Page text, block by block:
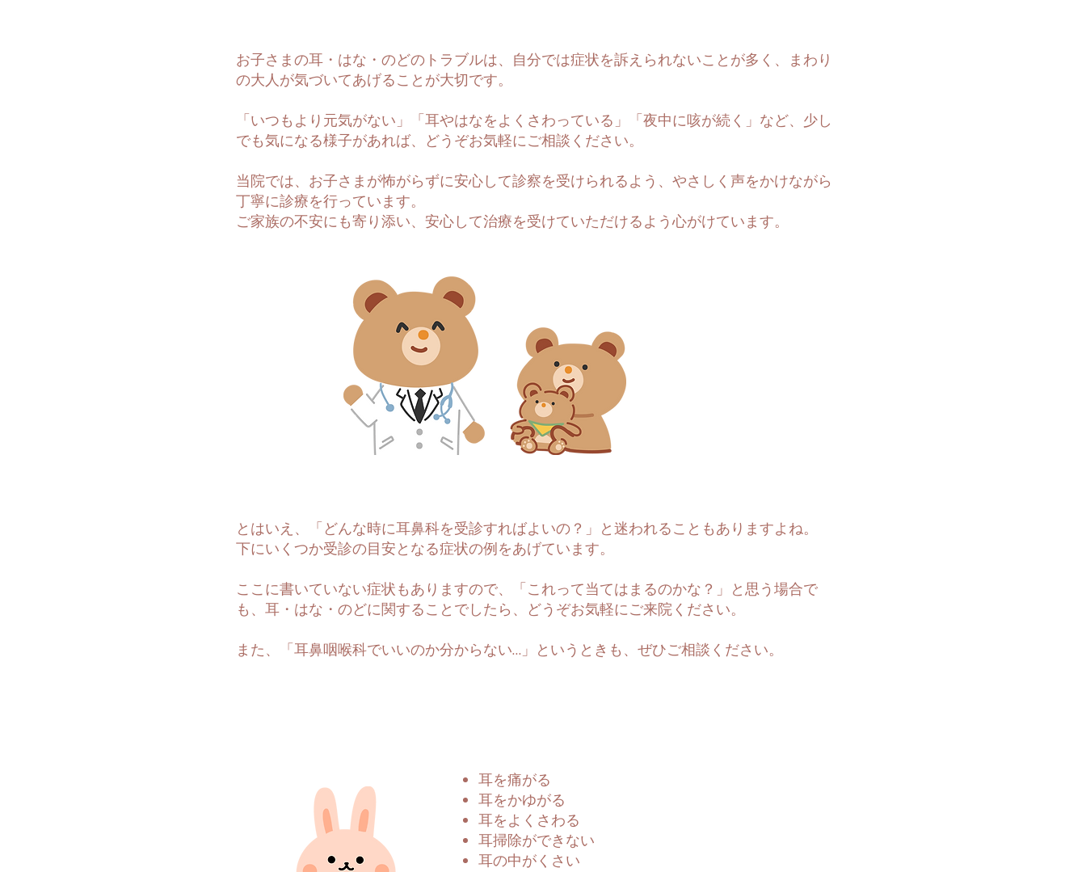
お子さまの耳・はな・のどのトラブルは、自分では症状を訴えられないことが多く、まわり
の大人が気づいてあげることが大切です。
「いつもより元気がない」「耳やはなをよくさわっている」「夜中に咳が続く」など、少し
でも気になる様子があれば、どうぞお気軽にご相談ください。
当院では、お子さまが怖がらずに安心して診察を受けられるよう、やさしく声をかけながら
丁寧に診療を行っています。
ご家族の不安にも寄り添い、安心して治療を受けていただけるよう心がけています。
とはいえ、「どんな時に耳鼻科を受診すればよいの？」と迷われることもありますよね。
下にいくつか受診の目安となる症状の例をあげています。
ここに書いていない症状もありますので、「これって当てはまるのかな？」と思う場合で
も、耳・はな・のどに関することでしたら、どうぞお気軽にご来院ください。
また、「耳鼻咽喉科でいいのか分からない…」というときも、ぜひご相談ください。
耳を痛がる
耳をかゆがる
耳をよくさわる
耳掃除ができない
耳の中がくさい